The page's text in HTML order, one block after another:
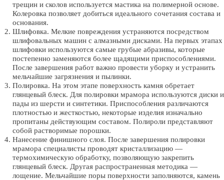
трещин и сколов используется мастика на полимерной основе.
Колеровка позволяет добиться идеального сочетания состава и
основания.
Шлифовка. Мелкие повреждения устраняются посредством
шлифовальных машин с алмазными дисками. На первых этапах
шлифовки используются самые грубые абразивы, которые
постепенно заменяются более щадящими приспособлениями.
После завершения работ важно провести уборку и устранить
мельчайшие загрязнения и пылинки.
Полировка. На этом этапе поверхность камня обретает
глянцевый блеск. Для полировки мрамора используются диски и
пады из шерсти и синтетики. Приспособления различаются
плотностью и жесткостью, некоторые изделия изначально
пропитаны действующим составом. Полироли представляют
собой растворимые порошки.
Нанесение финишного слоя. После завершения полировки
мрамора специалисты проводят кристаллизацию —
термохимическую обработку, позволяющую закрепить
глянцевый блеск. Другая распространенная методика —
лощение. Мельчайшие поры поверхности заполняются, камень